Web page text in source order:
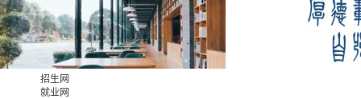
招生网
就业网